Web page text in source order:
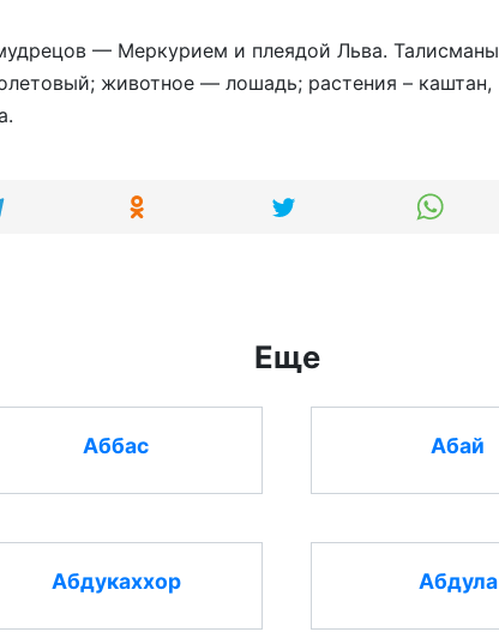
— Меркурием и плеядой Льва. Талисманы
животное — лошадь; растения – каштан,
Еще
Аббас Абай
Абдукаххор Абдула